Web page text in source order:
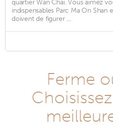
quartier Wan Chai. Vous aimez
indispensables Parc Ma On Shan
doivent de figurer ...
Ferme